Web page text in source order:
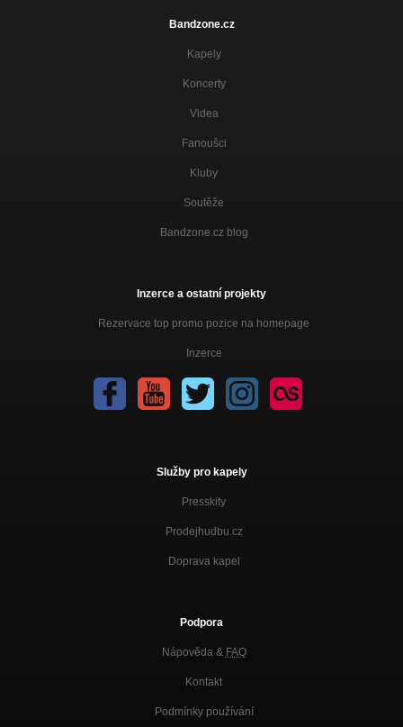
Bandzone.cz
Kapely
Koncerty
Videa
Fanoušci
Kluby
Soutěže
Bandzone.cz blog
Inzerce a ostatní projekty
Rezervace top promo pozice na homepage
Inzerce
Služby pro kapely
Presskity
Prodejhudbu.cz
Doprava kapel
Podpora
Nápověda & FAQ
Kontakt
Podmínky používání